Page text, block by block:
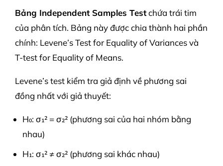
Bảng Independent Samples Testchứa trái tim
của phân tích. Bảng này được chia thành hai phần
chính: Levene’s Test for Equality of Variances và
T-test for Equality of Means.
Levene’s test kiểm tra giả định về phương sai
đồng nhất với giả thuyết:
H₀: σ₁² = σ₂² (phương sai của hai nhóm bằng
nhau)
H₁: σ₁² ≠ σ₂² (phương sai khác nhau)